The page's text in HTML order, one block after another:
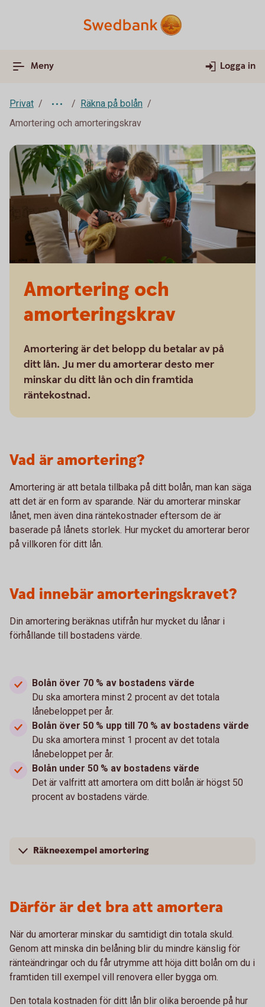
Meny Logga in
Privat
Räkna på bolån
Amortering och amorteringskrav
Amortering och
amorteringskrav
Amortering är det belopp du betalar av på
ditt lån. Ju mer du amorterar desto mer
minskar du ditt lån och din framtida
räntekostnad.
Vad är amortering?
Amortering är att betala tillbaka på ditt bolån, man kan säga
att det är en form av sparande. När du amorterar minskar
lånet, men även dina räntekostnader eftersom de är
baserade på lånets storlek. Hur mycket du amorterar beror
på villkoren för ditt lån.
Vad innebär amorteringskravet?
Din amortering beräknas utifrån hur mycket du lånar i
förhållande till bostadens värde.
Bolån över 70 % av bostadens värde
Du ska amortera minst 2 procent av det totala
lånebeloppet per år.
Bolån över 50 % upp till 70 % av bostadens värde
Du ska amortera minst 1 procent av det totala
lånebeloppet per år.
Bolån under 50 % av bostadens värde
Det är valfritt att amortera om ditt bolån är högst 50
procent av bostadens värde.
Räkneexempel amortering
Därför är det bra att amortera
När du amorterar minskar du samtidigt din totala skuld.
Genom att minska din belåning blir du mindre känslig för
ränteändringar och du får utrymme att höja ditt bolån om du i
framtiden till exempel vill renovera eller bygga om.
Den totala kostnaden för ditt lån blir olika beroende på hur